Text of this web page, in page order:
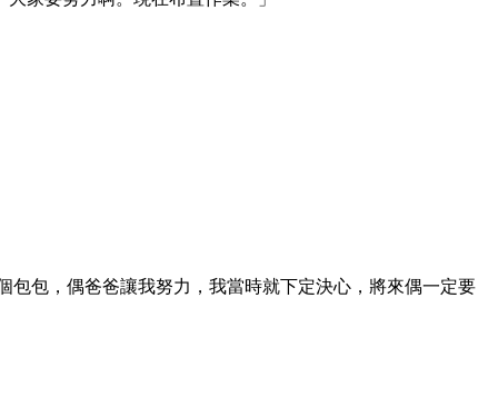
包，偶爸爸讓我努力，我當時就下定決心，將來偶一定要